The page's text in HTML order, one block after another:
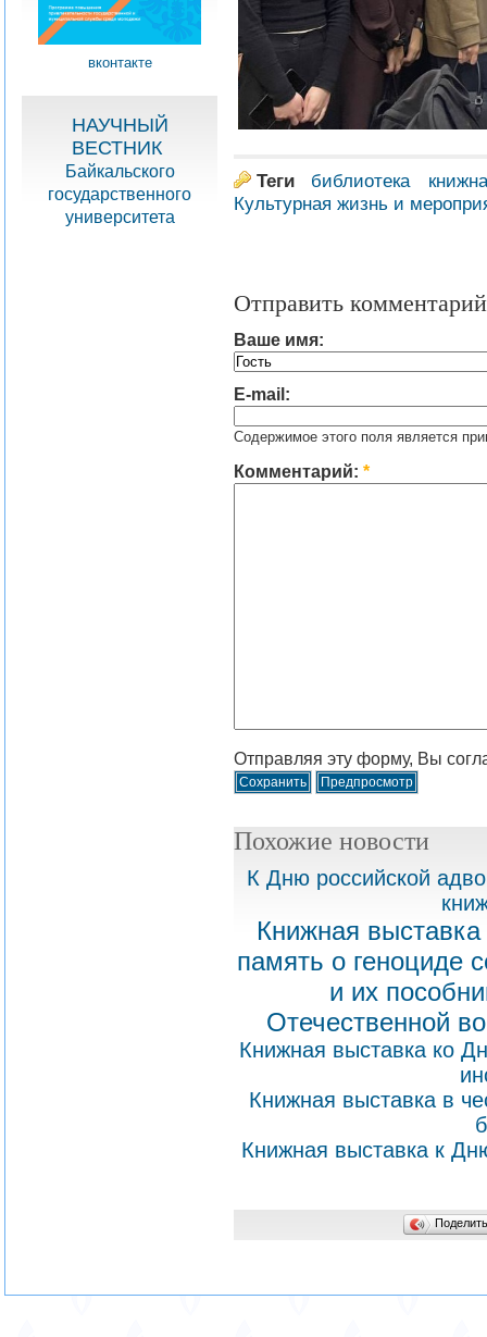
вконтакте
НАУЧНЫЙ
ВЕСТНИК
Байкальского
государственного
университета
Теги библиотека
Культурная жизнь и
Отправить комментарий
Ваше имя:
E-mail:
Содержимое этого поля является
Комментарий: *
Отправляя эту форму, Вы
Похожие новости
К Дню российской
Книжная
память о геноциде
и их
Отечественной
Книжная выставка ко
Книжная выставка в
Книжная выставка к